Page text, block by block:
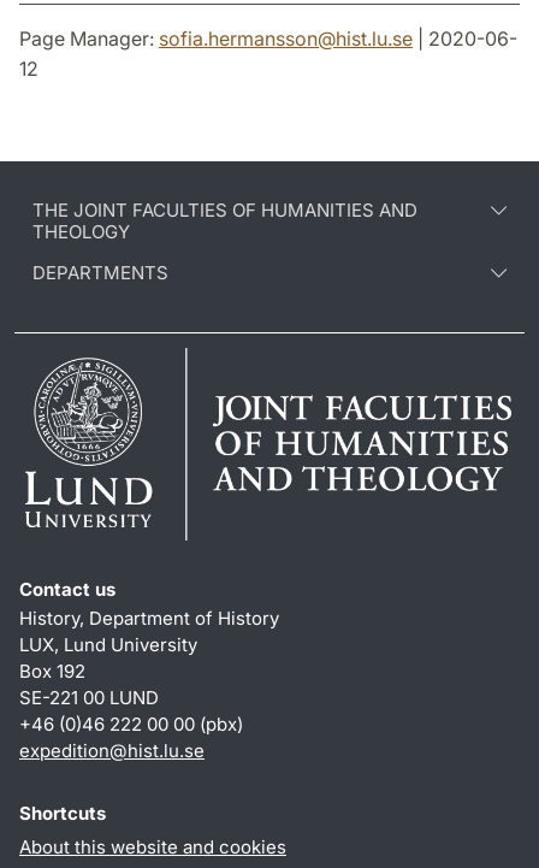
Page Manager: sofia.hermansson@hist.lu.se | 2020-06-
12
THE JOINT FACULTIES OF HUMANITIES AND
THEOLOGY
DEPARTMENTS
Contact us
History, Department of History
LUX, Lund University
Box 192
SE-221 00 LUND
+46 (0)46 222 00 00 (pbx)
expedition@hist.lu.se
Shortcuts
About this website and cookies